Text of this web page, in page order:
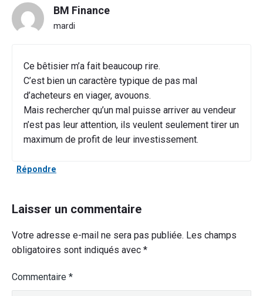
BM Finance
mardi
Ce bêtisier m’a fait beaucoup rire.
C’est bien un caractère typique de pas mal
d’acheteurs en viager, avouons.
Mais rechercher qu’un mal puisse arriver au vendeur
n’est pas leur attention, ils veulent seulement tirer un
maximum de profit de leur investissement.
Répondre
Laisser un commentaire
Votre adresse e-mail ne sera pas publiée. Les champs
obligatoires sont indiqués avec *
Commentaire *